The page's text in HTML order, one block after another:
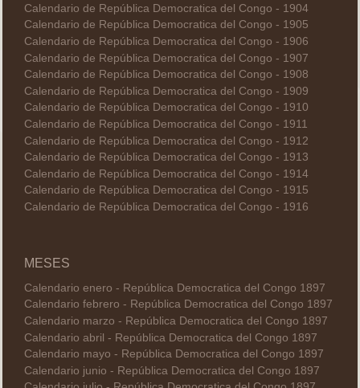
Calendario de República Democratica del Congo - 1904
Calendario de República Democratica del Congo - 1905
Calendario de República Democratica del Congo - 1906
Calendario de República Democratica del Congo - 1907
Calendario de República Democratica del Congo - 1908
Calendario de República Democratica del Congo - 1909
Calendario de República Democratica del Congo - 1910
Calendario de República Democratica del Congo - 1911
Calendario de República Democratica del Congo - 1912
Calendario de República Democratica del Congo - 1913
Calendario de República Democratica del Congo - 1914
Calendario de República Democratica del Congo - 1915
Calendario de República Democratica del Congo - 1916
MESES
Calendario enero - República Democratica del Congo 1897
Calendario febrero - República Democratica del Congo 1897
Calendario marzo - República Democratica del Congo 1897
Calendario abril - República Democratica del Congo 1897
Calendario mayo - República Democratica del Congo 1897
Calendario junio - República Democratica del Congo 1897